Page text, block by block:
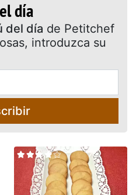
día
del día de Petitchef
introduzca su